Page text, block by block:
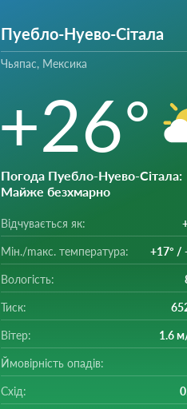
Пуебло-Нуево-Сітала
Чьяпас, Мексика
+26°
Погода Пуебло-Нуево-Сітала:
Майже безхмарно
Відчувається як:
Мін./mакс. температура: +17° /
Вологість:
Тиск:
Вітер: 1.6
Ймовірність опадів:
Схід: